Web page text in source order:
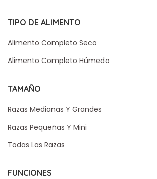
TIPO DE ALIMENTO
Alimento Completo Seco
Alimento Completo Húmedo
TAMAÑO
Razas Medianas Y Grandes
Razas Pequeñas Y Mini
Todas Las Razas
FUNCIONES